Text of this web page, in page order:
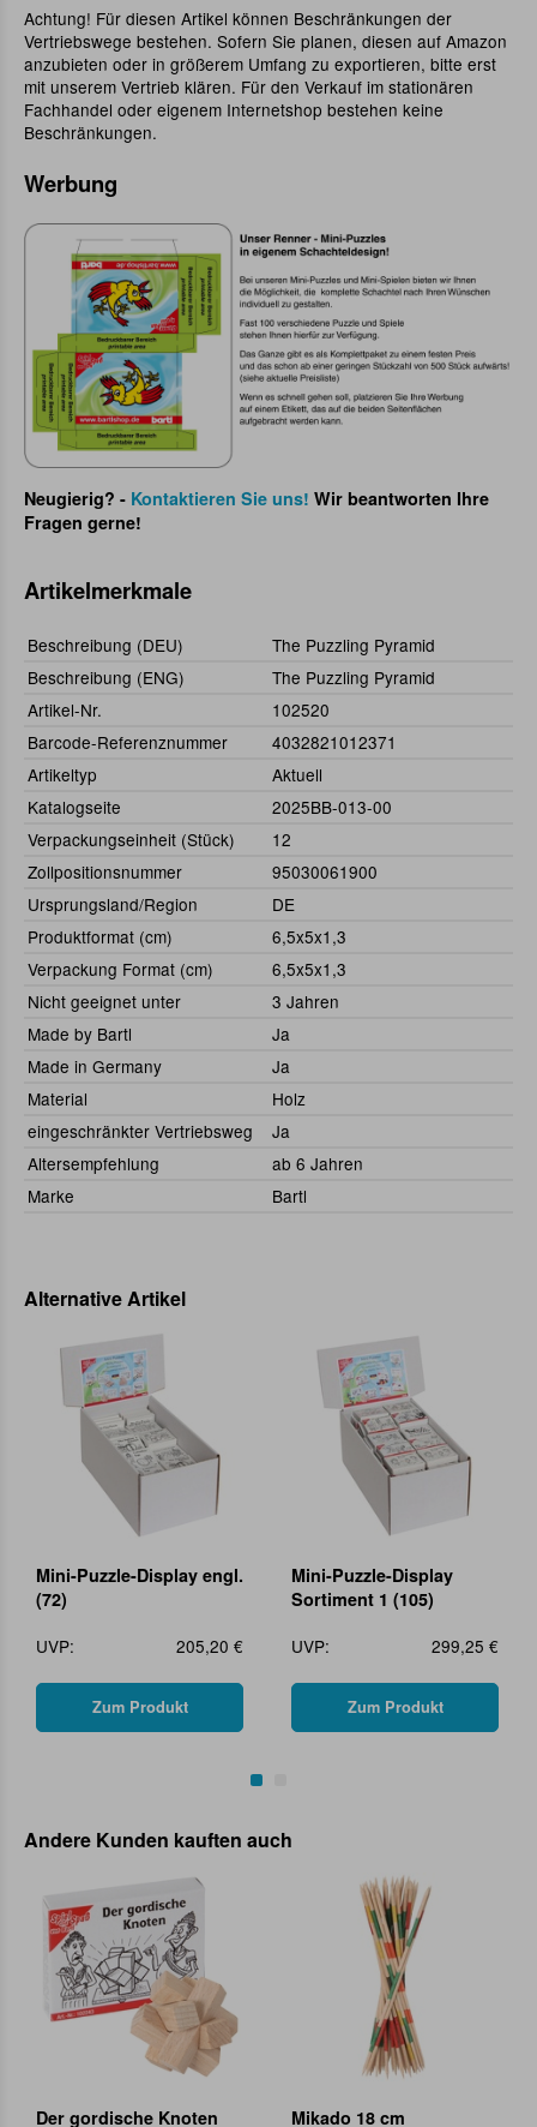
Achtung! Für diesen Artikel können Beschränkungen der
Vertriebswege bestehen. Sofern Sie planen, diesen auf Amazon
anzubieten oder in größerem Umfang zu exportieren, bitte erst
mit unserem Vertrieb klären. Für den Verkauf im stationären
Fachhandel oder eigenem Internetshop bestehen keine
Beschränkungen.
Werbung
Neugierig? - Kontaktieren Sie uns! Wir beantworten Ihre
Fragen gerne!
Artikelmerkmale
Beschreibung (DEU)
The Puzzling Pyramid
Beschreibung (ENG)
The Puzzling Pyramid
Artikel-Nr.
102520
Barcode-Referenznummer
4032821012371
Artikeltyp
Aktuell
Katalogseite
2025BB-013-00
Verpackungseinheit (Stück)
12
Zollpositionsnummer
95030061900
Ursprungsland/Region
DE
Produktformat (cm)
6,5x5x1,3
Verpackung Format (cm)
6,5x5x1,3
Nicht geeignet unter
3 Jahren
Made by Bartl
Ja
Made in Germany
Ja
Material
Holz
eingeschränkter Vertriebsweg
Ja
Altersempfehlung
ab 6 Jahren
Marke
Bartl
Alternative Artikel
Mini-Puzzle-Display engl.
(72)
UVP:
205,20 €
Zum Produkt
Mini-Puzzle-Display
Sortiment 1 (105)
UVP:
299,25 €
Zum Produkt
Andere Kunden kauften auch
Der gordische Knoten Mikado 18 cm